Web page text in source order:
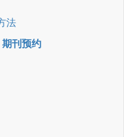
法
刊预约